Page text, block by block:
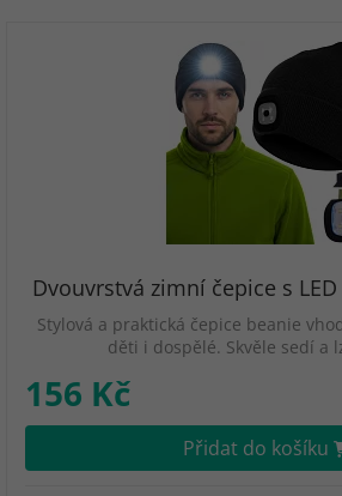
Dvouvrstvá zimní čepice s
Stylová a praktická čepice beanie
děti i dospělé. Skvěle sedí a
156 Kč
Přidat do košíku